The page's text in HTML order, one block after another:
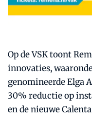
Op de VSK toont
innovaties,
genomineerde Elga
30% reductie op
en de nieuwe